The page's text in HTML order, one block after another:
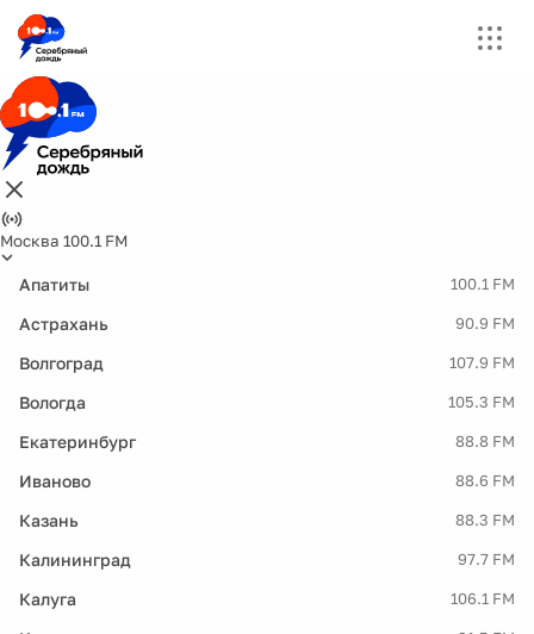
Москва 100.1 FM
Апатиты 100.1 FM
Астрахань 90.9 FM
Волгоград 107.9 FM
Вологда 105.3 FM
Екатеринбург 88.8 FM
Иваново 88.6 FM
Казань 88.3 FM
Калининград 97.7 FM
Калуга 106.1 FM